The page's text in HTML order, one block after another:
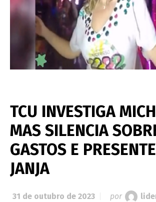
TCU INVESTIGA
MAS SILENCIA
GASTOS E
JANJA
31 de outubro de 2023 por